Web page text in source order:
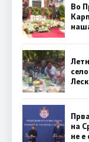
Во
на
не